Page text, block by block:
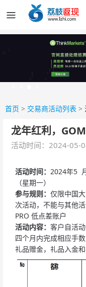
首页 > 交易商活动列表 >
龙年红利，
活动时间：2024-05-
活动时间： 2024年5
（星期一）
参与规则： 仅限中国
次活动，不能与其他
PRO 低点差账户
活动内容： 客户自活
四个月内完成相应手
礼品赠金，礼品入金